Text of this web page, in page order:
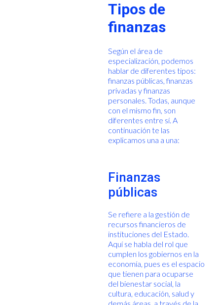
Tipos de
finanzas
Según el área de
especialización, podemos
hablar de diferentes tipos:
finanzas públicas, finanzas
privadas y finanzas
personales. Todas, aunque
con el mismo fin, son
diferentes entre sí. A
continuación te las
explicamos una a una:
Finanzas
públicas
Se refiere a la gestión de
recursos financieros de
instituciones del Estado.
Aquí se habla del rol que
cumplen los gobiernos en la
economía, pues es el espacio
que tienen para ocuparse
del bienestar social, la
cultura, educación, salud y